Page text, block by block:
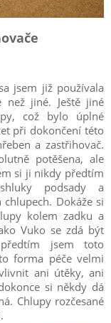
jsem již používala
než jiné. Ještě jiné
což bylo úplné
při dokončení této
a zastřihovač.
potěšena, ale
si ji nikdy předtím
podsady a
chlupech. Dokáže si
kolem zadku a
Vuko se zdá být
jsem toto
forma péče velmi
ani útěky, ani
si někdy dá
Chlupy rozčesané